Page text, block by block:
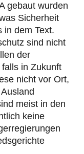
gebaut wurden
Sicherheit
in dem Text.
sind nicht
der
in Zukunft
nicht vor Ort,
meist in den
keine